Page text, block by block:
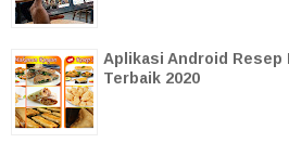
Aplikasi Android Resep
Terbaik 2020